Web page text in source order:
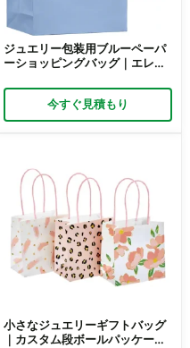
ジュエリー包装用ブルーペーパ
ーショッピングバッグ｜エレガ
ッチパック
今すぐ見積もり
小さなジュエリーギフトバッグ
｜カスタム段ボールパッケージ